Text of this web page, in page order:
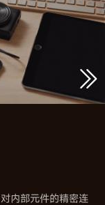
内部元件的精密连